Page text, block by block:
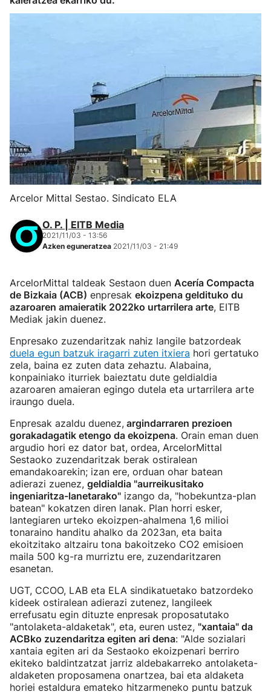
Arcelor Mittal Sestao. Sindicato ELA
O. P. | EITB Media
2021/11/03 - 13:56
Azken eguneratzea 2021/11/03 - 21:49
ArcelorMittal taldeak Sestaon duen Acería Compacta
de Bizkaia (ACB) enpresak ekoizpena geldituko du
azaroaren amaieratik 2022ko urtarrilera arte, EITB
Mediak jakin duenez.
Enpresako zuzendaritzak nahiz langile batzordeak
duela egun batzuk iragarri zuten itxiera hori gertatuko
zela, baina ez zuten data zehaztu. Alabaina,
konpainiako iturriek baieztatu dute geldialdia
azaroaren amaieran egingo dutela eta urtarrilera arte
iraungo duela.
Enpresak azaldu duenez, argindarraren prezioen
gorakadagatik etengo da ekoizpena. Orain eman duen
argudio hori ez dator bat, ordea, ArcelorMittal
Sestaoko zuzendaritzak berak ostiralean
emandakoarekin; izan ere, orduan ohar batean
adierazi zuenez, geldialdia "aurreikusitako
ingeniaritza-lanetarako" izango da, "hobekuntza-plan
batean" kokatzen diren lanak. Plan horri esker,
lantegiaren urteko ekoizpen-ahalmena 1,6 milioi
tonaraino handitu ahalko da 2023an, eta baita
ekoitzitako altzairu tona bakoitzeko CO2 emisioen
maila 500 kg-ra murriztu ere, zuzendaritzaren
esanetan.
UGT, CCOO, LAB eta ELA sindikatuetako batzordeko
kideek ostiralean adierazi zutenez, langileek
errefusatu egin dituzte enpresak proposatutako
"antolaketa-aldaketak", eta, euren ustez, "xantaia" da
ACBko zuzendaritza egiten ari dena: "Alde sozialari
xantaia egiten ari da Sestaoko ekoizpenari berriro
ekiteko baldintzatzat jarriz aldebakarreko antolaketa-
aldaketen proposamena onartzea, bai eta aldaketa
horiei estaldura emateko hitzarmeneko puntu batzuk